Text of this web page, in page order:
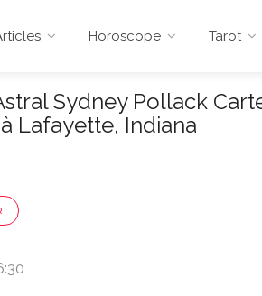
Horoscope Tarot
Sydney Pollack
Lafayette, Indiana